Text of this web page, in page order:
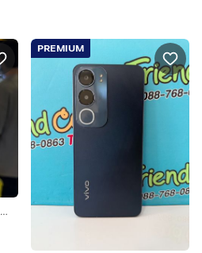
Vivo V25 5G 256GB สีทอง เครื่องศูนย์ สภาพสวย จอ6.44นิ้ว แรม8รอม256 กล้อง64ล้าน(3ตัว)🔥🔥
PREMIUM